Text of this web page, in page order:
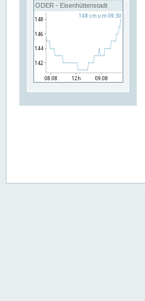
ODER - Eisenhüttenstadt